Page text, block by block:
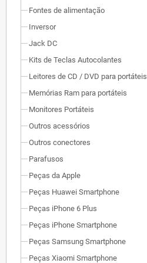
Fontes de alimentação
Inversor
Jack DC
Kits de Teclas Autocolantes
Leitores de CD / DVD para portáteis
Memórias Ram para portáteis
Monitores Portáteis
Outros acessórios
Outros conectores
Parafusos
Peças da Apple
Peças Huawei Smartphone
Peças iPhone 6 Plus
Peças iPhone Smartphone
Peças Samsung Smartphone
Peças Xiaomi Smartphone